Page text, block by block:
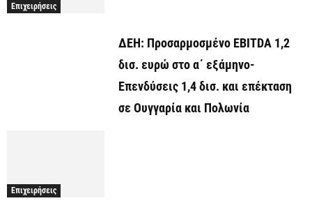
Επιχειρήσεις
ΔΕΗ: Προσαρμοσμένο EBITDA 1,2
δισ. ευρώ στο α΄ εξάμηνο-
Επενδύσεις 1,4 δισ. και επέκταση
σε Ουγγαρία και Πολωνία
Επιχειρήσεις